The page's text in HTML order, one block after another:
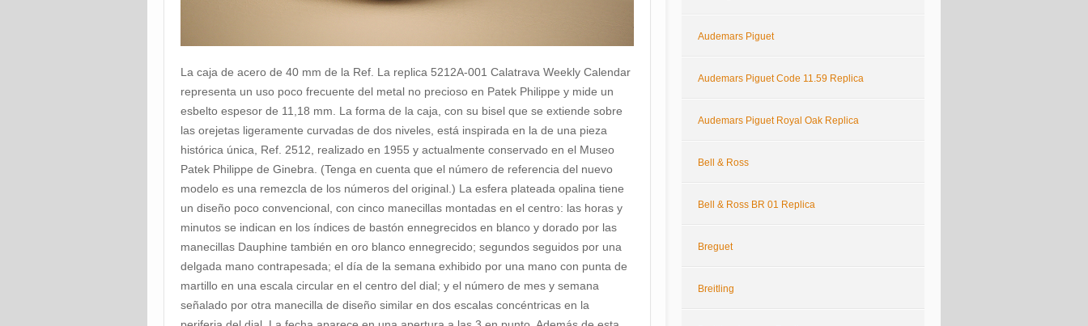
La caja de acero de 40 mm de la Ref. La replica 5212A-001 Calatrava Weekly Calendar
representa un uso poco frecuente del metal no precioso en Patek Philippe y mide un
esbelto espesor de 11,18 mm. La forma de la caja, con su bisel que se extiende sobre
las orejetas ligeramente curvadas de dos niveles, está inspirada en la de una pieza
histórica única, Ref. 2512, realizado en 1955 y actualmente conservado en el Museo
Patek Philippe de Ginebra. (Tenga en cuenta que el número de referencia del nuevo
modelo es una remezcla de los números del original.) La esfera plateada opalina tiene
un diseño poco convencional, con cinco manecillas montadas en el centro: las horas y
minutos se indican en los índices de bastón ennegrecidos en blanco y dorado por las
manecillas Dauphine también en oro blanco ennegrecido; segundos seguidos por una
delgada mano contrapesada; el día de la semana exhibido por una mano con punta de
martillo en una escala circular en el centro del dial; y el número de mes y semana
señalado por otra manecilla de diseño similar en dos escalas concéntricas en la
Audemars Piguet
Audemars Piguet Code 11.59 Replica
Audemars Piguet Royal Oak Replica
Bell & Ross
Bell & Ross BR 01 Replica
Breguet
Breitling